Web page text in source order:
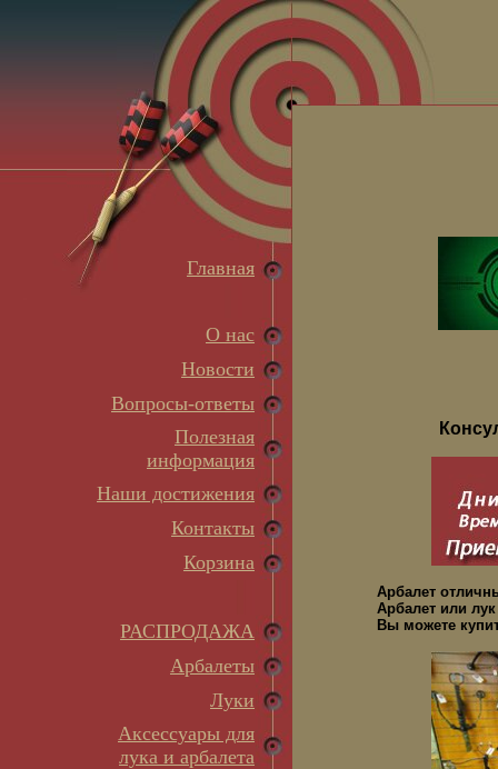
Главная
О нас
Новости
Вопросы-ответы
Полезная
информация
Наши достижения
Контакты
Корзина
РАСПРОДАЖА
Арбалеты
Луки
Аксессуары для
лука и арбалета
Арбалет
Арбалет или
Вы можете